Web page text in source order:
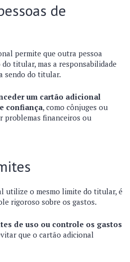
de
permite que outra pessoa
titular, mas a responsabilidade
sendo do titular.
um cartão adicional
confiança, como cônjuges ou
problemas financeiros ou
utilize o mesmo limite do titular, é
rigoroso sobre os gastos.
de uso ou controle os gastos
que o cartão adicional